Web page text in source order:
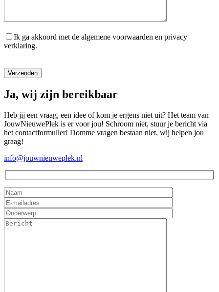
Ik ga akkoord met de algemene voorwaarden en privacy
verklaring.
Ja, wij zijn bereikbaar
Heb jij een vraag, een idee of kom je ergens niet uit? Het team van
JouwNieuwePlek is er voor jou! Schroom niet, stuur je bericht via
het contactformulier! Domme vragen bestaan niet, wij helpen jou
graag!
info@jouwnieuweplek.nl